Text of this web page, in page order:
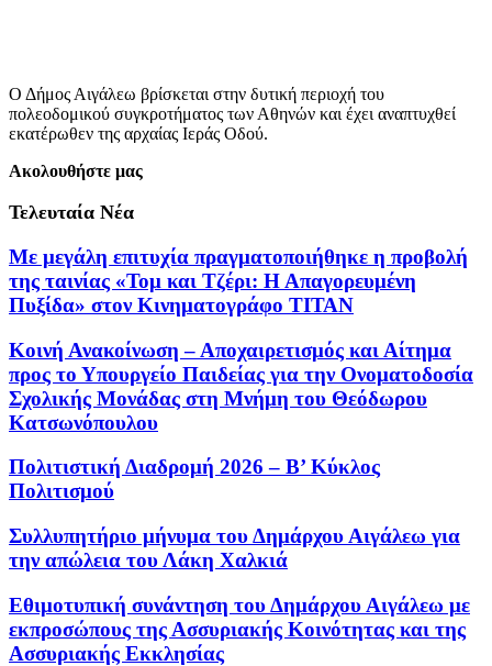
Ο Δήμος Αιγάλεω βρίσκεται στην δυτική περιοχή του
πολεοδομικού συγκροτήματος των Αθηνών και έχει αναπτυχθεί
εκατέρωθεν της αρχαίας Ιεράς Οδού.
Ακολουθήστε μας
Τελευταία Νέα
Με μεγάλη επιτυχία πραγματοποιήθηκε η προβολή
της ταινίας «Τομ και Τζέρι: Η Απαγορευμένη
Πυξίδα» στον Κινηματογράφο ΤΙΤΑΝ
Κοινή Ανακοίνωση – Αποχαιρετισμός και Αίτημα
προς το Υπουργείο Παιδείας για την Ονοματοδοσία
Σχολικής Μονάδας στη Μνήμη του Θεόδωρου
Κατσωνόπουλου
Πολιτιστική Διαδρομή 2026 – Β’ Κύκλος
Πολιτισμού
Συλλυπητήριο μήνυμα του Δημάρχου Αιγάλεω για
την απώλεια του Λάκη Χαλκιά
Εθιμοτυπική συνάντηση του Δημάρχου Αιγάλεω με
εκπροσώπους της Ασσυριακής Κοινότητας και της
Ασσυριακής Εκκλησίας